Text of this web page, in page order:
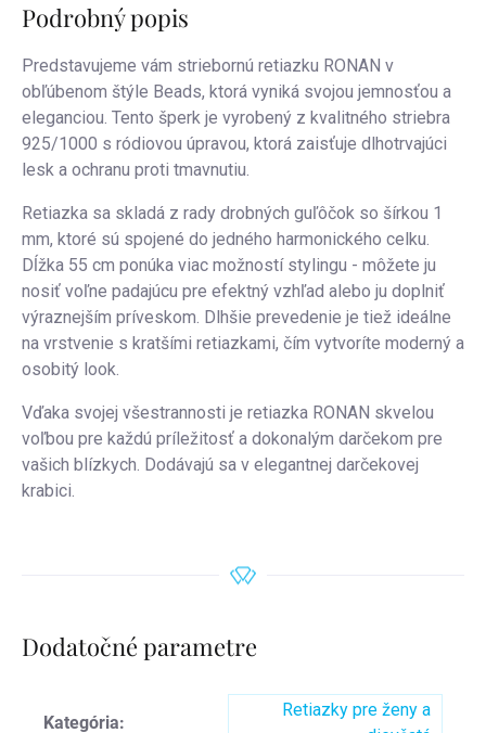
Podrobný popis
Predstavujeme vám striebornú retiazku RONAN v
obľúbenom štýle Beads, ktorá vyniká svojou jemnosťou a
eleganciou. Tento šperk je vyrobený z kvalitného striebra
925/1000 s ródiovou úpravou, ktorá zaisťuje dlhotrvajúci
lesk a ochranu proti tmavnutiu.
Retiazka sa skladá z rady drobných guľôčok so šírkou 1
mm, ktoré sú spojené do jedného harmonického celku.
Dĺžka 55 cm ponúka viac možností stylingu - môžete ju
nosiť voľne padajúcu pre efektný vzhľad alebo ju doplniť
výraznejším príveskom. Dlhšie prevedenie je tiež ideálne
na vrstvenie s kratšími retiazkami, čím vytvoríte moderný a
osobitý look.
Vďaka svojej všestrannosti je retiazka RONAN skvelou
voľbou pre každú príležitosť a dokonalým darčekom pre
vašich blízkych. Dodávajú sa v elegantnej darčekovej
krabici.
Dodatočné parametre
Kategória:
Retiazky pre ženy a